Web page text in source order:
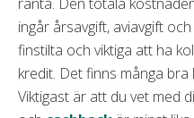
ingår årsavgift, aviavgift
finstilta och viktiga att ha
kredit. Det finns många
Viktigast är att du vet med